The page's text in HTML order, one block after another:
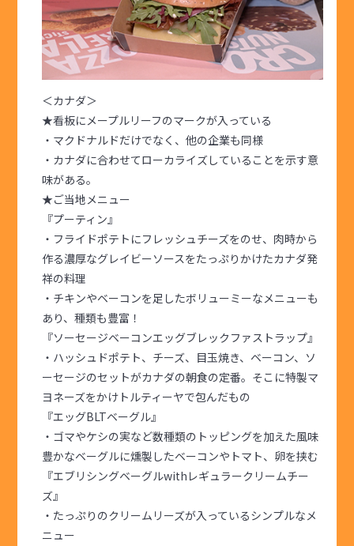
＜カナダ＞
★看板にメープルリーフのマークが入っている
・マクドナルドだけでなく、他の企業も同様
・カナダに合わせてローカライズしていることを示す意
味がある。
★ご当地メニュー
『プーティン』
・フライドポテトにフレッシュチーズをのせ、肉時から
作る濃厚なグレイビーソースをたっぷりかけたカナダ発
祥の料理
・チキンやベーコンを足したボリューミーなメニューも
あり、種類も豊富！
『ソーセージベーコンエッグブレックファストラップ』
・ハッシュドポテト、チーズ、目玉焼き、ベーコン、ソ
ーセージのセットがカナダの朝食の定番。そこに特製マ
ヨネーズをかけトルティーヤで包んだもの
『エッグBLTベーグル』
・ゴマやケシの実など数種類のトッピングを加えた風味
豊かなベーグルに燻製したベーコンやトマト、卵を挟む
『エブリシングベーグルwithレギュラークリームチー
ズ』
・たっぷりのクリームリーズが入っているシンプルなメ
ニュー